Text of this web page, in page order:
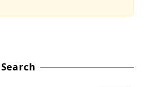
Search